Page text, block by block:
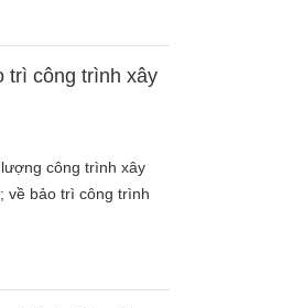
trì công trình xây
công trình xây
về bảo trì công trình